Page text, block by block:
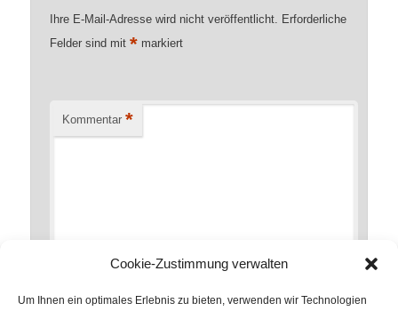
Cookie-Zustimmung verwalten
Um Ihnen ein optimales Erlebnis zu bieten, verwenden wir Technologien
Ihre E-Mail-Adresse wird nicht veröffentlicht. Erforderliche
Felder sind mit* markiert
Kommentar *